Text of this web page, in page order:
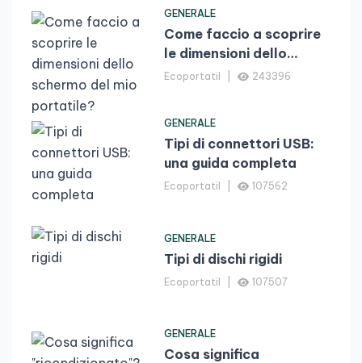
GENERALE
Come faccio a scoprire
le dimensioni dello
schermo del mio
Ecoportatil 243396
GENERALE
Tipi di connettori USB:
una guida completa
Ecoportatil 107562
GENERALE
Tipi di dischi rigidi
Ecoportatil 107507
GENERALE
Cosa significa